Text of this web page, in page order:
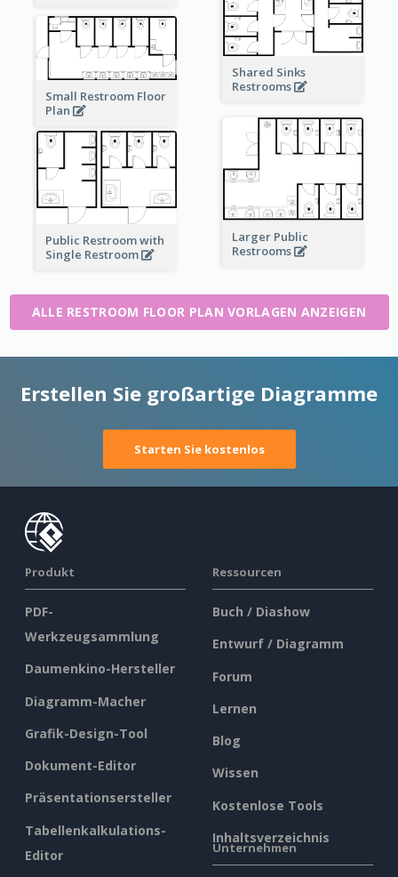
Shared Sinks
Restrooms
Small Restroom Floor
Plan
Larger Public
Restrooms
Public Restroom with
Single Restroom
ALLE RESTROOM FLOOR PLAN VORLAGEN ANZEIGEN
Erstellen Sie großartige Diagramme
Starten Sie kostenlos
Produkt
PDF-
Werkzeugsammlung
Daumenkino-Hersteller
Diagramm-Macher
Grafik-Design-Tool
Dokument-Editor
Präsentationsersteller
Tabellenkalkulations-
Editor
Ressourcen
Buch / Diashow
Entwurf / Diagramm
Forum
Lernen
Blog
Wissen
Kostenlose Tools
Inhaltsverzeichnis
Unternehmen